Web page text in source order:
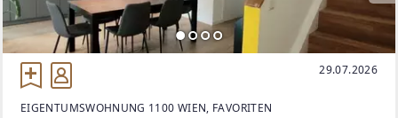
29.07.2026
EIGENTUMSWOHNUNG 1100 WIEN, FAVORITEN